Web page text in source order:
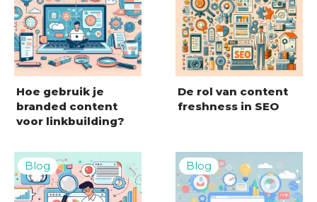
Hoe gebruik je
branded content
voor linkbuilding?
De rol van content
freshness in SEO